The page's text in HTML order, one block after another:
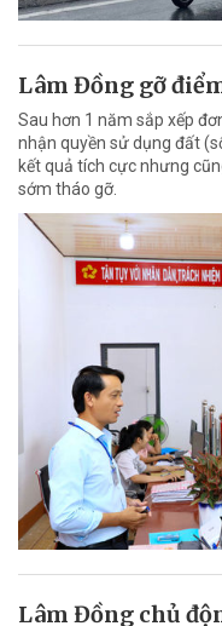
Lâm Đồng gỡ
Sau hơn 1 năm sắp xếp
nhận quyền sử dụng đất
kết quả tích cực nhưng
sớm tháo gỡ.
Lâm Đồng chủ